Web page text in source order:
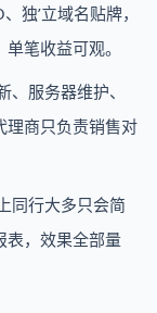
独’立域名贴牌，
笔收益可观。
服务器维护、
理商只负责销售对
同行大多只会简
表，效果全部量